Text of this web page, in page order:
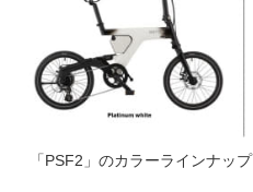
「PSF2」のカラーラインナップ